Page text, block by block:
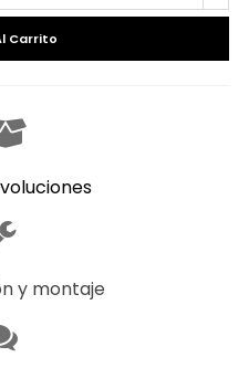
Carrito
y montaje